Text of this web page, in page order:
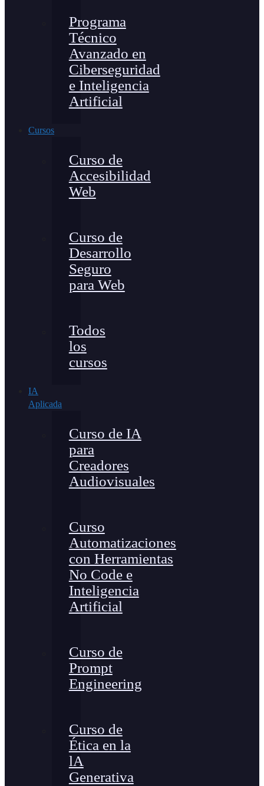
Programa
Técnico
Avanzado en
Ciberseguridad
e Inteligencia
Artificial
Cursos
Curso de
Accesibilidad
Web
Curso de
Desarrollo
Seguro
para Web
Todos
los
cursos
IA
Aplicada
Curso de IA
para
Creadores
Audiovisuales
Curso
Automatizaciones
con Herramientas
No Code e
Inteligencia
Artificial
Curso de
Prompt
Engineering
Curso de
Ética en la
lA
Generativa